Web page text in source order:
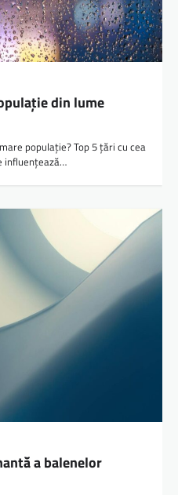
din lume
populație? Top 5 țări cu cea
influențează…
a balenelor